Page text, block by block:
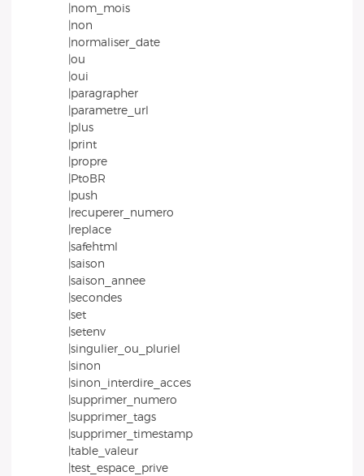
|nom_mois
|non
|normaliser_date
|ou
|oui
|paragrapher
|parametre_url
|plus
|print
|propre
|PtoBR
|push
|recuperer_numero
|replace
|safehtml
|saison
|saison_annee
|secondes
|set
|setenv
|singulier_ou_pluriel
|sinon
|sinon_interdire_acces
|supprimer_numero
|supprimer_tags
|supprimer_timestamp
|table_valeur
|test_espace_prive